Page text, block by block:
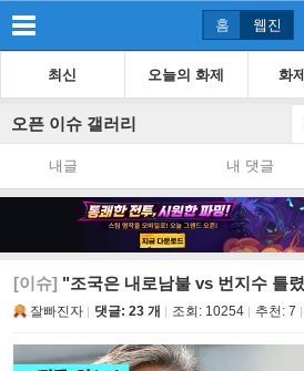
홈 웹진
최신 오늘의 화제 화
오픈 이슈 갤러리
내글 내 댓글
[이슈] "조국은 내로남불 vs 번지수 틀
잘빠진자 댓글: 23 개 조회: 10254 추천: 7